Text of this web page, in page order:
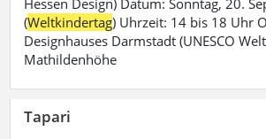
(Weltkindertag) Uhrzeit: 14 bis 18 Uhr
Designhauses Darmstadt (UNESCO
Mathildenhöhe
Tapari